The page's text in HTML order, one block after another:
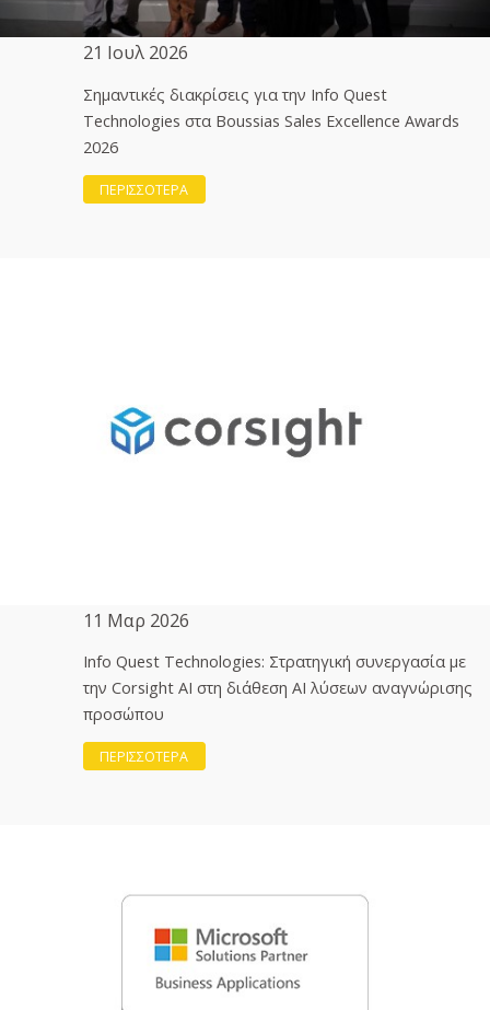
21 Ιουλ 2026
Σημαντικές διακρίσεις για την Info Quest
Technologies στα Boussias Sales Excellence Awards
2026
ΠΕΡΙΣΣΟΤΕΡΑ
11 Μαρ 2026
Info Quest Technologies: Στρατηγική συνεργασία με
την Corsight AI στη διάθεση ΑΙ λύσεων αναγνώρισης
προσώπου
ΠΕΡΙΣΣΟΤΕΡΑ